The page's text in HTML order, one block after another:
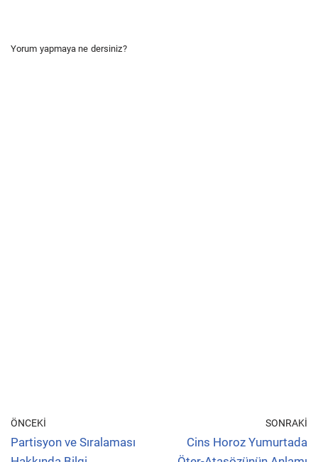
Yorum yapmaya ne dersiniz?
ÖNCEKI
Partisyon ve Sıralaması
SONRAKI
Cins Horoz Yumurtada